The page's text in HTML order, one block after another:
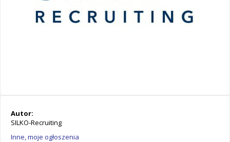
Autor:
SILKO-Recruiting
Inne, moje ogłoszenia